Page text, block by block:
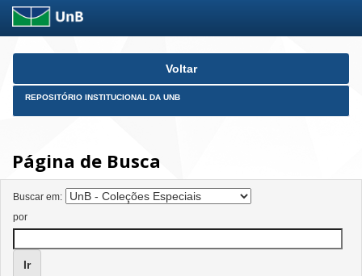
Skip
Voltar
REPOSITÓRIO INSTITUCIONAL DA UNB
Página de Busca
Buscar em:
por